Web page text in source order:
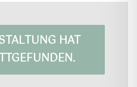
HAT